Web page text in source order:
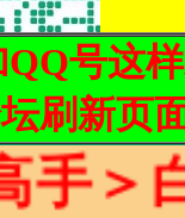
号这
刷新页
高手